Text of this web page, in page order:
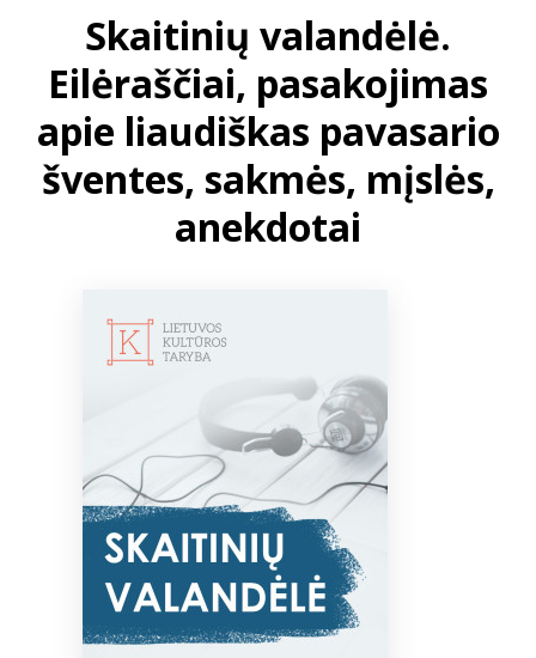
ELVIS atvyksta
Naujienos
Bibliotekoms
Skaitinių valandėlė.
Eilėraščiai, pasakojimas
apie liaudiškas pavasario
šventes, sakmės, mįslės,
anekdotai